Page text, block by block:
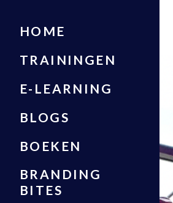
HOME
TRAININGEN
E-LEARNING
BLOGS
BOEKEN
BRANDING
BITES